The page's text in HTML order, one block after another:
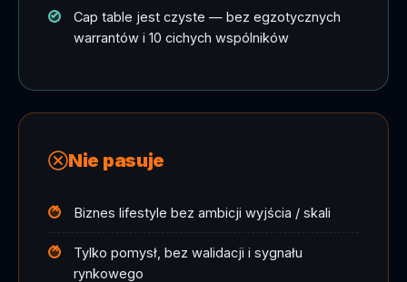
Cap table jest czyste — bez egzotycznych
warrantów i 10 cichych wspólników
Nie pasuje
Biznes lifestyle bez ambicji wyjścia / skali
Tylko pomysł, bez walidacji i sygnału
rynkowego